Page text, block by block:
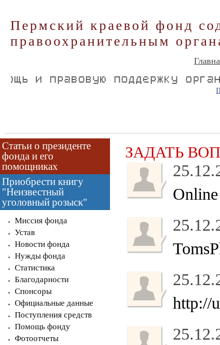
Пермский краевой фонд
правоохранительным
Статьи о президенте
фонда и его
помощниках
Приобрести книгу
"Неизвестный
уголовный розыск"
Миссия фонда
Устав
Новости фонда
Нужды фонда
Статистика
Благодарности
Спонсоры
Официальные данные
Поступления средств
Помощь фонду
Фотоотчеты
ЗАДАТЬ
http://